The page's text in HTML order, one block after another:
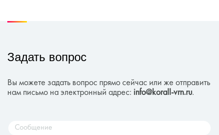
Задать вопрос
Вы можете задать вопрос прямо сейчас или же отправить
нам письмо на электронный адрес: info@korall-vrn.ru.